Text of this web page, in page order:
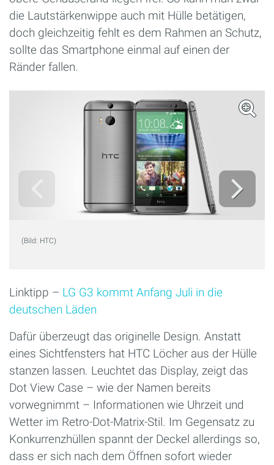
die Lautstärkenwippe auch mit Hülle betätigen,
doch gleichzeitig fehlt es dem Rahmen an Schutz,
sollte das Smartphone einmal auf einen der
Ränder fallen.
(Bild: HTC)
Linktipp – LG G3 kommt Anfang Juli in die
deutschen Läden
Dafür überzeugt das originelle Design. Anstatt
eines Sichtfensters hat HTC Löcher aus der Hülle
stanzen lassen. Leuchtet das Display, zeigt das
Dot View Case – wie der Namen bereits
vorwegnimmt – Informationen wie Uhrzeit und
Wetter im Retro-Dot-Matrix-Stil. Im Gegensatz zu
Konkurrenzhüllen spannt der Deckel allerdings so,
dass er sich nach dem Öffnen sofort wieder